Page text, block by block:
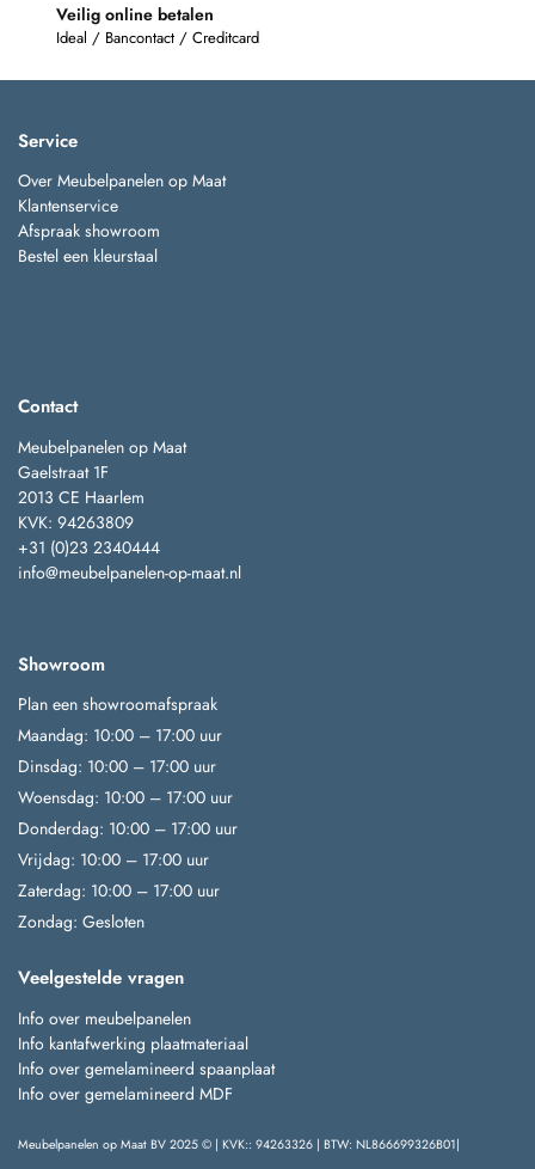
Veilig online betalen
Ideal / Bancontact / Creditcard
Service
Over Meubelpanelen op Maat
Klantenservice
Afspraak showroom
Bestel een kleurstaal
Contact
Meubelpanelen op Maat
Gaelstraat 1F
2013 CE Haarlem
KVK: 94263809
+31 (0)23 2340444
info@meubelpanelen-op-maat.nl
Showroom
Plan een showroomafspraak
Maandag: 10:00 – 17:00 uur
Dinsdag: 10:00 – 17:00 uur
Woensdag: 10:00 – 17:00 uur
Donderdag: 10:00 – 17:00 uur
Vrijdag: 10:00 – 17:00 uur
Zaterdag: 10:00 – 17:00 uur
Zondag: Gesloten
Veelgestelde vragen
Info over meubelpanelen
Info kantafwerking plaatmateriaal
Info over gemelamineerd spaanplaat
Info over gemelamineerd MDF
Meubelpanelen op Maat BV 2025 © | KVK:: 94263326 | BTW: NL866699326B01|